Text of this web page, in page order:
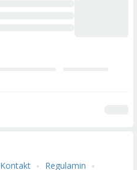
Kontakt Regulamin